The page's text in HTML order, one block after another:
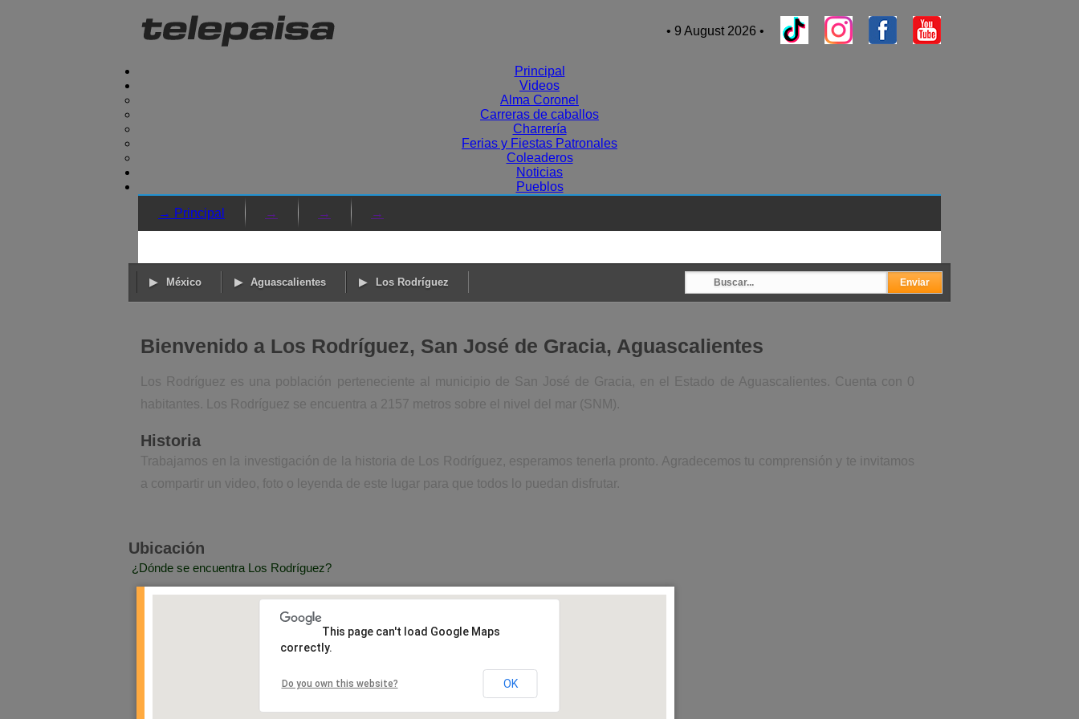
• 9 August 2026 •
Principal
Videos
Alma Coronel
Carreras de caballos
Charrería
Ferias y Fiestas Patronales
Coleaderos
Noticias
Pueblos
→ Principal
→ → →
México Aguascalientes Los Rodríguez
Bienvenido a Los Rodríguez, San José de Gracia, Aguascalientes
Los Rodríguez es una población perteneciente al municipio de San José de Gracia, en el Estado de Aguascalientes. Cuenta con 0
habitantes. Los Rodríguez se encuentra a 2157 metros sobre el nivel del mar (SNM).
Historia
Trabajamos en la investigación de la historia de Los Rodríguez, esperamos tenerla pronto. Agradecemos tu comprensión y te invitamos
a compartir un video, foto o leyenda de este lugar para que todos lo puedan disfrutar.
Ubicación
¿Dónde se encuentra Los Rodríguez?
This page can't load Google Maps
correctly.
Do you own this website? OK